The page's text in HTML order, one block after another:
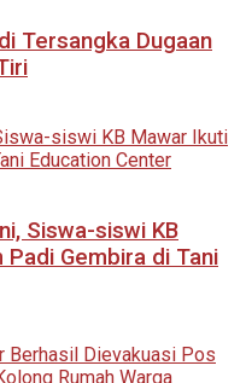
Tersangka Dugaan
Siswa-siswi KB
Gembira di Tani